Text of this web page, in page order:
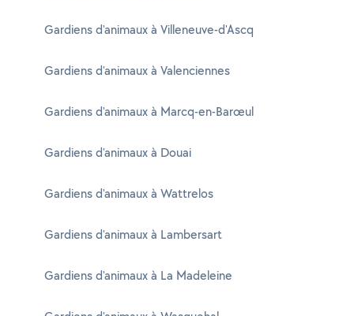
Gardiens d'animaux à Villeneuve-d'Ascq
Gardiens d'animaux à Valenciennes
Gardiens d'animaux à Marcq-en-Barœul
Gardiens d'animaux à Douai
Gardiens d'animaux à Wattrelos
Gardiens d'animaux à Lambersart
Gardiens d'animaux à La Madeleine